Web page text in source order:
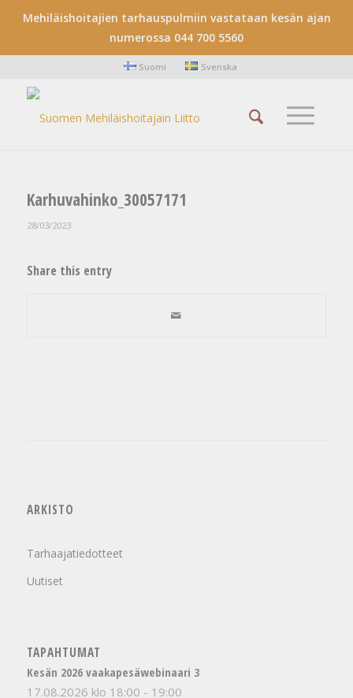
Mehiläishoitajien tarhauspulmiin vastataan kesän ajan
numerossa 044 700 5560
Suomi Svenska
Karhuvahinko_30057171
28/03/2023
Share this entry
ARKISTO
Tarhaajatiedotteet
Uutiset
TAPAHTUMAT
Kesän 2026 vaakapesäwebinaari 3
17.08.2026 klo 18:00 - 19:00